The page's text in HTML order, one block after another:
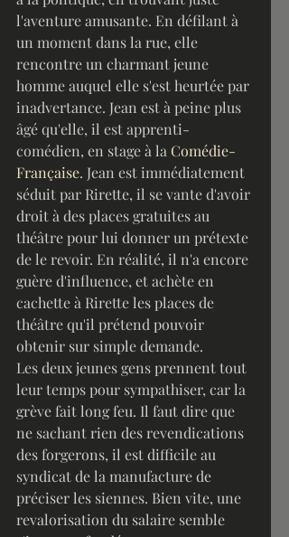
l'aventure amusante. En défilant à
un moment dans la rue, elle
rencontre un charmant jeune
homme auquel elle s'est heurtée par
inadvertance. Jean est à peine plus
âgé qu'elle, il est apprenti-
comédien, en stage à la Comédie-
Française. Jean est immédiatement
séduit par Rirette, il se vante d'avoir
droit à des places gratuites au
théâtre pour lui donner un prétexte
de le revoir. En réalité, il n'a encore
guère d'influence, et achète en
cachette à Rirette les places de
théâtre qu'il prétend pouvoir
obtenir sur simple demande.
Les deux jeunes gens prennent tout
leur temps pour sympathiser, car la
grève fait long feu. Il faut dire que
ne sachant rien des revendications
des forgerons, il est difficile au
syndicat de la manufacture de
préciser les siennes. Bien vite, une
revalorisation du salaire semble